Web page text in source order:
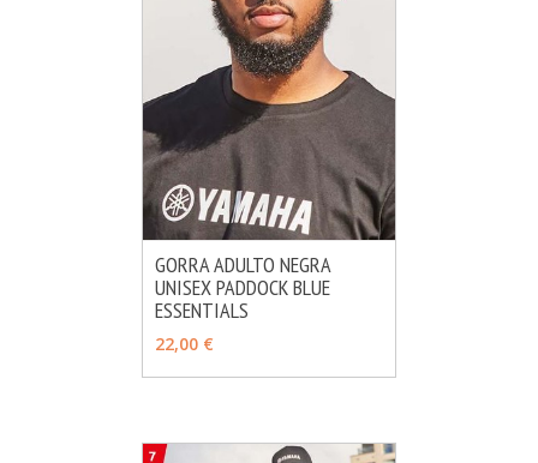
AÑADIR MÁS INFO
GORRA ADULTO NEGRA
UNISEX PADDOCK BLUE
ESSENTIALS
22,00 €